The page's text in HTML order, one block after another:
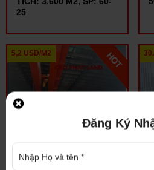
25
5,2 USD/M2
CHO THUÊ NHÀ XƯỞNG
Đăng Ký